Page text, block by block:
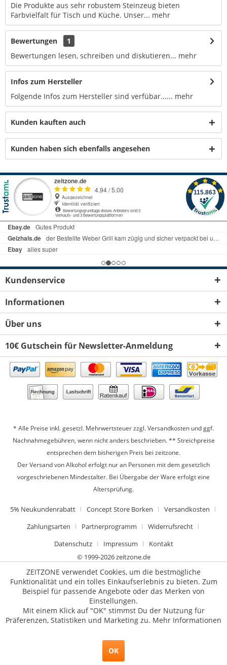
Die Produkte aus sehr robustem Steinzeug bieten
Farbvielfalt für Tisch und Küche. Unser... mehr
Bewertungen
1
Bewertungen lesen, schreiben und diskutieren... mehr
Infos zum Hersteller
Folgende Infos zum Hersteller sind verfübar...... mehr
Kunden kauften auch
Kunden haben sich ebenfalls angesehen
Kundenservice
Informationen
Über uns
10€ Gutschein für Newsletter-Anmeldung
* Alle Preise inkl. gesetzl. Mehrwertsteuer zzgl.Versandkosten und ggf.
Nachnahmegebühren, wenn nicht anders beschrieben. ** Streichpreise
entsprechen dem bisherigen Preis bei zeitzone.
Der Versand von Alkohol erfolgt nur an Personen mit dem gesetzlich
vorgeschriebenen Mindestalter. Bei Übergabe der Ware erfolgt eine
Altersprüfung.
5% Neukundenrabatt Concept Store Borken
Versandkosten
Zahlungsarten
Partnerprogramm
Widerrufsrecht
Datenschutz
Impressum
Kontakt
© 1999-2026 zeitzone.de
ZEITZONE verwendet Cookies, um die bestmögliche
Funktionalität und ein tolles Einkaufserlebnis zu bieten. Zum
Beispiel für passende Angebote oder das Merken von
Einstellungen.
Mit einem Klick auf "OK" stimmst Du der Nutzung für
Präferenzen, Statistiken und Marketing zu. Mehr Informationen
OK